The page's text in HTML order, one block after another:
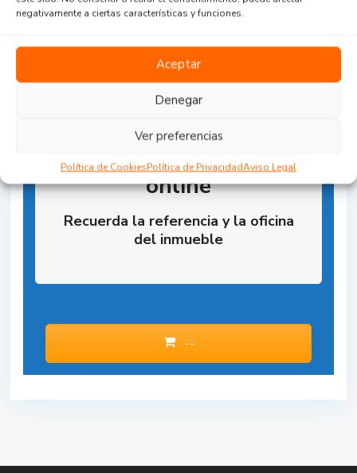
negativamente a ciertas características y funciones.
Aceptar
Denegar
Ver preferencias
Política de CookiesPolítica de PrivacidadAviso Legal
Reserva la Propiedad
online
Recuerda la referencia y la oficina
del inmueble
--